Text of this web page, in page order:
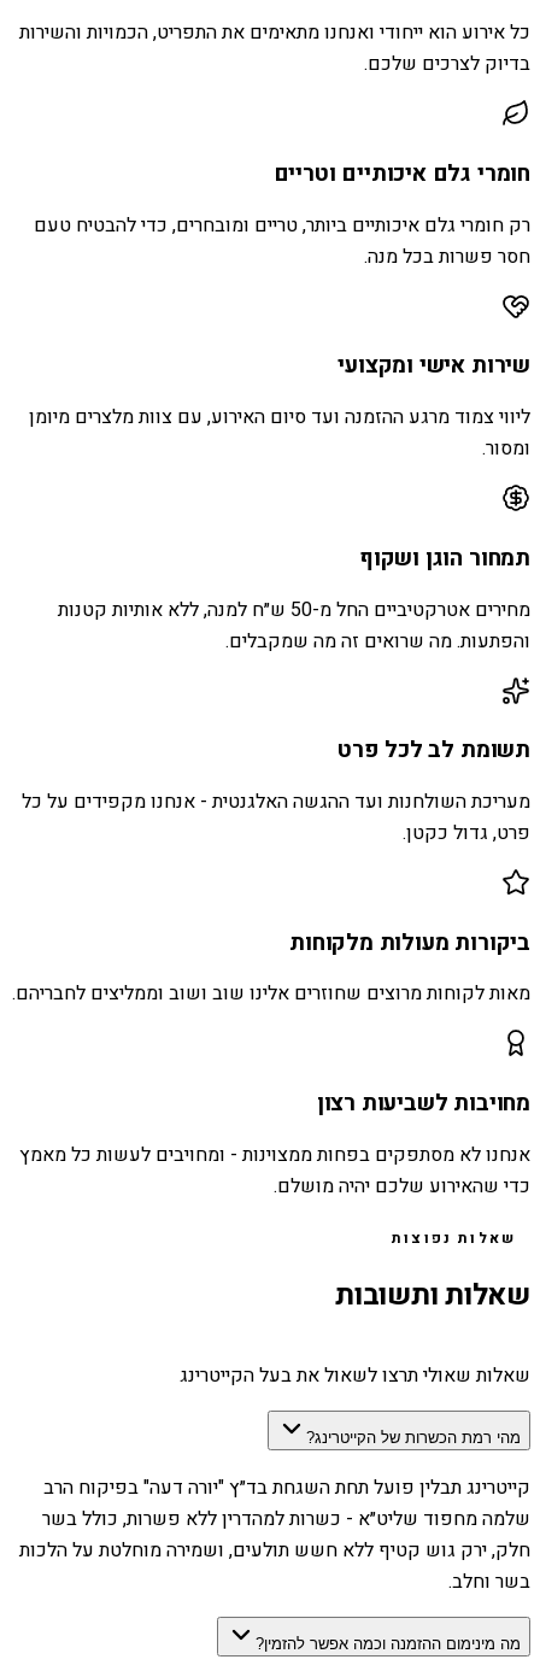
כל אירוע הוא ייחודי ואנחנו מתאימים את התפריט, הכמויות והשירות
בדיוק לצרכים שלכם.
חומרי גלם איכותיים וטריים
רק חומרי גלם איכותיים ביותר, טריים ומובחרים, כדי להבטיח טעם
חסר פשרות בכל מנה.
שירות אישי ומקצועי
ליווי צמוד מרגע ההזמנה ועד סיום האירוע, עם צוות מלצרים מיומן
ומסור.
תמחור הוגן ושקוף
מחירים אטרקטיביים החל מ-50 ש״ח למנה, ללא אותיות קטנות
והפתעות. מה שרואים זה מה שמקבלים.
תשומת לב לכל פרט
מעריכת השולחנות ועד ההגשה האלגנטית - אנחנו מקפידים על כל
פרט, גדול כקטן.
ביקורות מעולות מלקוחות
מאות לקוחות מרוצים שחוזרים אלינו שוב ושוב וממליצים לחבריהם.
מחויבות לשביעות רצון
אנחנו לא מסתפקים בפחות ממצוינות - ומחויבים לעשות כל מאמץ
כדי שהאירוע שלכם יהיה מושלם.
שאלות נפוצות
שאלות ותשובות
שאלות שאולי תרצו לשאול את בעל הקייטרינג
מהי רמת הכשרות של הקייטרינג?
קייטרינג תבלין פועל תחת השגחת בד״ץ "יורה דעה" בפיקוח הרב
שלמה מחפוד שליט״א - כשרות למהדרין ללא פשרות, כולל בשר
חלק, ירק גוש קטיף ללא חשש תולעים, ושמירה מוחלטת על הלכות
בשר וחלב.
מה מינימום ההזמנה וכמה אפשר להזמין?